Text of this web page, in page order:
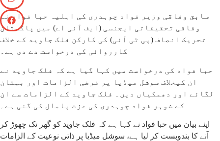
سابق وفاقی وزیر فواد چوہدری کی اہلیہ حبا فواد نے
وفاقی تحقیقاتی ایجنسی (ایف آئی اے) میں پاکستان
تحریک انصاف (پی ٹی آئی) کی کارکن فلک جاوید کے خلاف
کارروائی کی درخواست دے دی ہے۔
حبا فواد کی درخواست میں کہا گیا ہے کہ فلک جاوید نے
ان کیخلاف سوشل میڈیا پر فرضی الزامات اور بہتان
لگائے اور دھمکیاں دیں۔ فلک جاوید کے الزامات سے ان
کے شوہر فواد چوہدری کی عزت پامال کی گئی ہے۔
اپنے بیان میں حبا فواد نے کہا ہے کہ فلک جاوید کو گھر تک چھوڑ کر
آنے کا بندوبست کر لیا ہے، سوشل میڈیا پر ذاتی نوعیت کے الزامات